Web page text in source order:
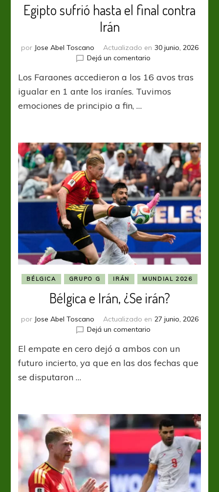
Egipto sufrió hasta el final contra
Irán
por Jose Abel Toscano Actualizado en 30 junio, 2026
Dejá un comentarioen
sufrió
hasta
Los Faraones accedieron a los 16 avos tras
igualar en 1 ante los iraníes. Tuvimos
emociones de principio a fin, …
BÉLGICA GRUPO G IRÁN MUNDIAL 2026
Bélgica e Irán, ¿Se irán?
por Jose Abel Toscano Actualizado en 27 junio, 2026
Dejá un comentarioen
e
Irán,
El empate en cero dejó a ambos con un
futuro incierto, ya que en las dos fechas que
se disputaron …